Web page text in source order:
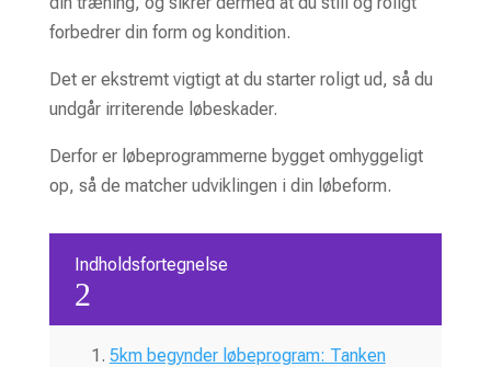
forbedrer din form og kondition.
Det er ekstremt vigtigt at du starter roligt ud, så du
undgår irriterende løbeskader.
Derfor er løbeprogrammerne bygget omhyggeligt
op, så de matcher udviklingen i din løbeform.
Indholdsfortegnelse
2
5km begynder løbeprogram: Tanken